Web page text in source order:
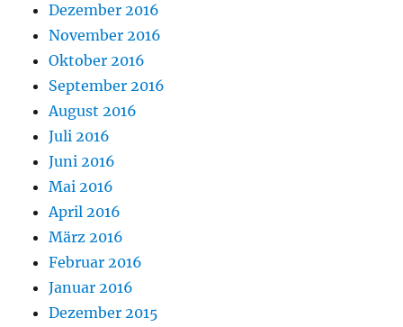
Dezember 2016
November 2016
Oktober 2016
September 2016
August 2016
Juli 2016
Juni 2016
Mai 2016
April 2016
März 2016
Februar 2016
Januar 2016
Dezember 2015